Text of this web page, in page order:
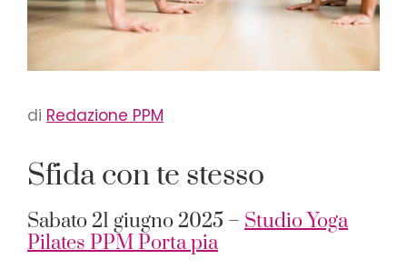
di Redazione PPM
Sfida con te stesso
Sabato 21 giugno 2025 – Studio Yoga
Pilates PPM Porta pia